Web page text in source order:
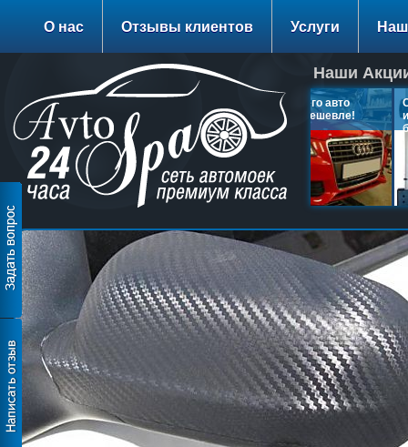
О нас Отзывы клиентов Услуги
Наши
Заправка Кондиционера 1200
руб.
Полировка вашего авто
теперь на 30% дешевле!
и